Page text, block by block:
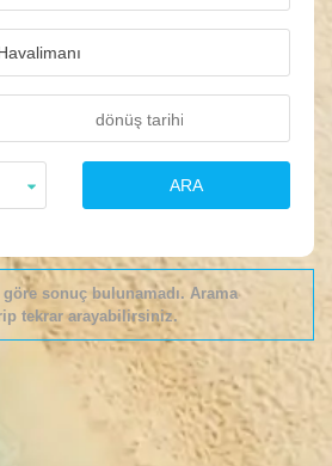
ARA
göre sonuç bulunamadı. Arama
tekrar arayabilirsiniz.